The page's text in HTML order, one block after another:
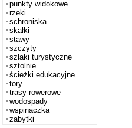
punkty widokowe
rzeki
schroniska
skałki
stawy
szczyty
szlaki turystyczne
sztolnie
ścieżki edukacyjne
tory
trasy rowerowe
wodospady
wspinaczka
zabytki